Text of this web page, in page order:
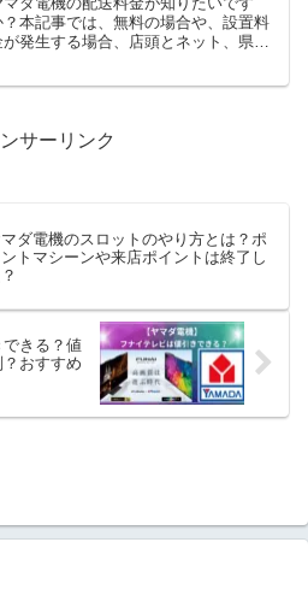
？本記事では、無料の場合や、設置料
が発生する場合、店頭とネット、県外
サーリンク
ダ電機のスロットのやり方とは？ポ
トマシーンや来店ポイントは終了し
きる？値
おすすめ